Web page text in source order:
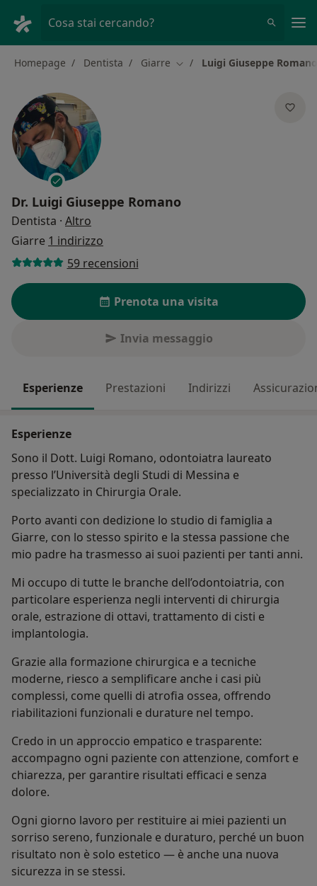
Cosa stai cercando?
Homepage Dentista Giarre Cambia città
Luigi Giuseppe Romano
Dr. Luigi Giuseppe Romano
Dentista · Altro
Giarre 1 indirizzo
59 recensioni
Prenota una visita
Invia messaggio
Esperienze Prestazioni Indirizzi
Esperienze
Sono il Dott. Luigi Romano, odontoiatra laureato
presso l’Università degli Studi di Messina e
specializzato in Chirurgia Orale.
Porto avanti con dedizione lo studio di famiglia a
Giarre, con lo stesso spirito e la stessa passione che
mio padre ha trasmesso ai suoi pazienti per tanti anni.
Mi occupo di tutte le branche dell’odontoiatria, con
particolare esperienza negli interventi di chirurgia
orale, estrazione di ottavi, trattamento di cisti e
implantologia.
Grazie alla formazione chirurgica e a tecniche
moderne, riesco a semplificare anche i casi più
complessi, come quelli di atrofia ossea, offrendo
riabilitazioni funzionali e durature nel tempo.
Credo in un approccio empatico e trasparente:
accompagno ogni paziente con attenzione, comfort e
chiarezza, per garantire risultati efficaci e senza
dolore.
Ogni giorno lavoro per restituire ai miei pazienti un
sorriso sereno, funzionale e duraturo, perché un buon
risultato non è solo estetico — è anche una nuova
sicurezza in se stessi.